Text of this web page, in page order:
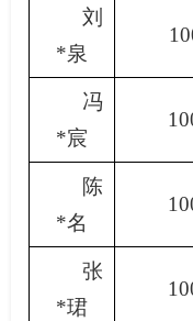
刘
*泉
冯
*宸
陈
*名
张
*珺